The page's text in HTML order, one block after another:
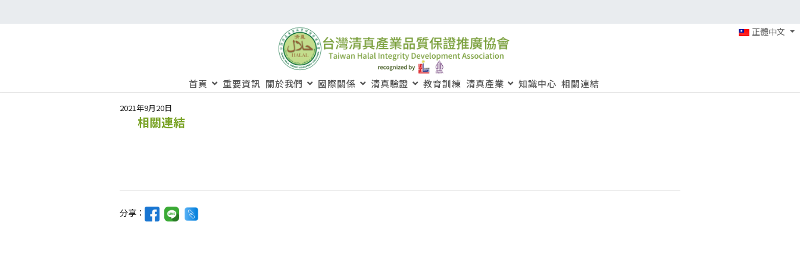
正體中文
首頁 重要資訊 關於我們 國際關係 清真驗證 教育訓練 清真產業 知識中心 相關連結
2021年9月20日
相關連結
分享：